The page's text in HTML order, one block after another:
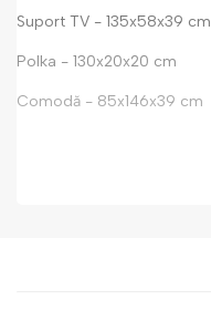
Suport TV - 135x58x39 cm
Polka - 130x20x20 cm
Comodă - 85x146x39 cm